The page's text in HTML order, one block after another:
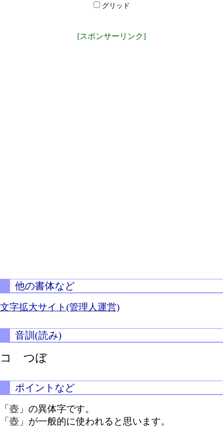
グリッド
[スポンサーリンク]
他の書体など
文字拡大サイト(管理人運営)
音訓(読み)
コ つぼ
ポイントなど
「壺」の異体字です。
「壺」が一般的に使われると思います。